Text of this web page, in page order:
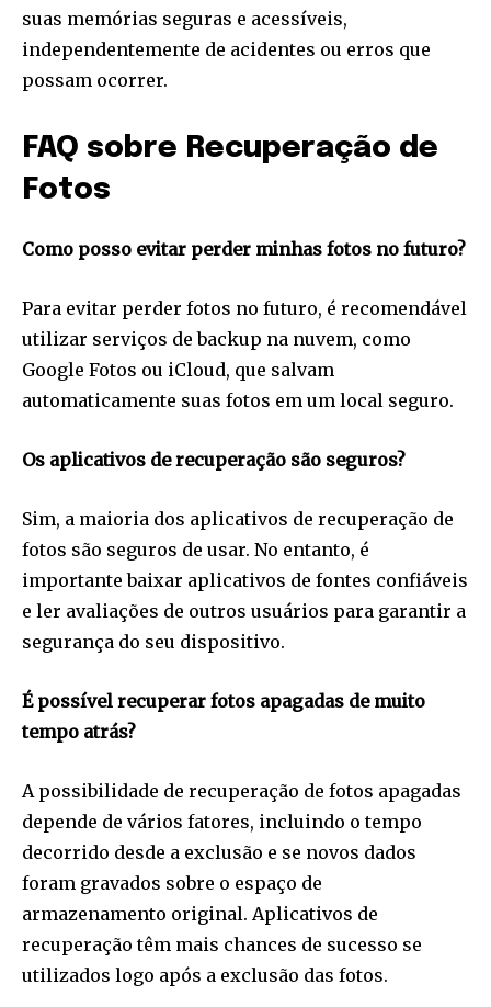
suas memórias seguras e acessíveis,
independentemente de acidentes ou erros que
possam ocorrer.
FAQ sobre Recuperação de
Fotos
Como posso evitar perder minhas fotos no futuro?
Para evitar perder fotos no futuro, é recomendável
utilizar serviços de backup na nuvem, como
Google Fotos ou iCloud, que salvam
automaticamente suas fotos em um local seguro.
Os aplicativos de recuperação são seguros?
Sim, a maioria dos aplicativos de recuperação de
fotos são seguros de usar. No entanto, é
importante baixar aplicativos de fontes confiáveis
e ler avaliações de outros usuários para garantir a
segurança do seu dispositivo.
É possível recuperar fotos apagadas de muito
tempo atrás?
A possibilidade de recuperação de fotos apagadas
depende de vários fatores, incluindo o tempo
decorrido desde a exclusão e se novos dados
foram gravados sobre o espaço de
armazenamento original. Aplicativos de
recuperação têm mais chances de sucesso se
utilizados logo após a exclusão das fotos.